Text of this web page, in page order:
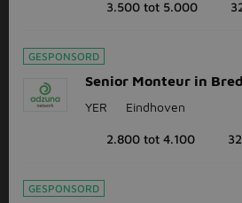
3.500 tot 5.000
GESPONSORD
Senior Monteur in
YER Eindhoven
2.800 tot 4.100
GESPONSORD